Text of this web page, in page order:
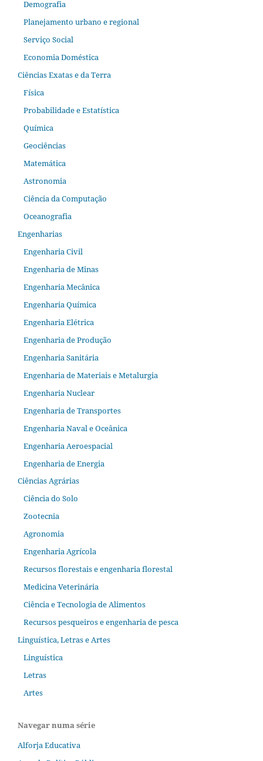
Demografia
Planejamento urbano e regional
Serviço Social
Economia Doméstica
Ciências Exatas e da Terra
Física
Probabilidade e Estatística
Química
Geociências
Matemática
Astronomia
Ciência da Computação
Oceanografia
Engenharias
Engenharia Civil
Engenharia de Minas
Engenharia Mecânica
Engenharia Química
Engenharia Elétrica
Engenharia de Produção
Engenharia Sanitária
Engenharia de Materiais e Metalurgia
Engenharia Nuclear
Engenharia de Transportes
Engenharia Naval e Oceânica
Engenharia Aeroespacial
Engenharia de Energia
Ciências Agrárias
Ciência do Solo
Zootecnia
Agronomia
Engenharia Agrícola
Recursos florestais e engenharia florestal
Medicina Veterinária
Ciência e Tecnologia de Alimentos
Recursos pesqueiros e engenharia de pesca
Linguística, Letras e Artes
Linguística
Letras
Artes
Navegar numa série
Alforja Educativa